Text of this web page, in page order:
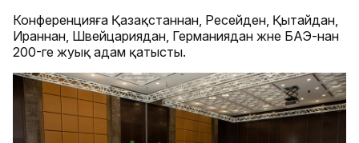
Конференцияға Қазақстаннан, Ресейден, Қытайдан,
Ираннан, Швейцариядан, Германиядан және БАЭ-нан
200-ге жуық адам қатысты.